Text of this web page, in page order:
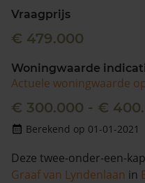
Vraagprijs
€ 479.000
Woningwaarde
Actuele woningwaarde
€ 300.000 - €
Berekend op 01-01-2021
Deze twee-onder-een-
Graaf van Lyndenlaan in